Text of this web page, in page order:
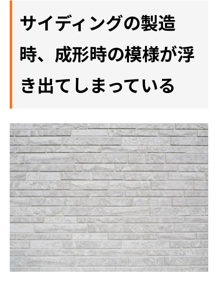
サイディングの製造
時、成形時の模様が浮
き出てしまっている